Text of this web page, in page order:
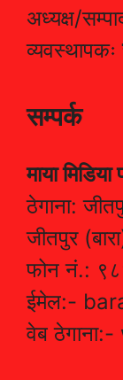
अध्यक्ष/
व्यवस्थापकः
सम्पर्क
माया मिडिया
ठेगाना:
जीतपुर
फोन नं.:
ईमेल:-
वेब